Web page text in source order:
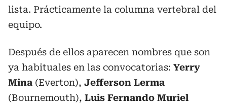
lista. Prácticamente la columna vertebral del
equipo.
Después de ellos aparecen nombres que son
ya habituales en las convocatorias: Yerry
Mina (Everton), Jefferson Lerma
(Bournemouth), Luis Fernando Muriel